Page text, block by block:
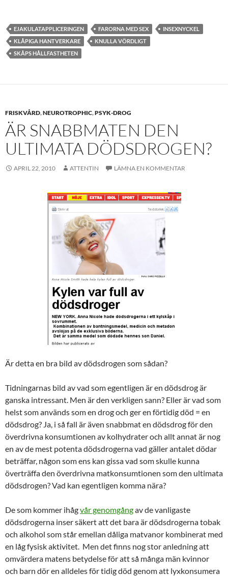
EJAKULATAPPLICERINGEN FARORNA MED SEX
INSEXNYCKEL
KLÅPIGA HANTVERKARE
KNULLA VÖRDLIGT
SKÅPS HÅLLFASTHETEN
FRISKVÅRD,NEUROTROPHIC,PSYK-DROG
ÄR SNABBMATEN DEN
ULTIMATA DÖDSDROGEN?
APRIL 22, 2010 ATTENTIN LÄMNA EN KOMMENTAR
Är detta en bra bild av dödsdrogen som sådan?
Tidningarnas bild av vad som egentligen är en dödsdrog är
ganska intressant. Men är den verkligen sann? Eller är vad som
helst som används som en drog och ger en förtidig död = en
dödsdrog? Ja, i så fall är även snabbmat en dödsdrog för den
överdrivna konsumtionen av kolhydrater och allt annat är nog
en av de mest potenta dödsdrogerna vad gäller antalet dödar
beträffar, någon som ens kan gissa vad som skulle kunna
överträffa den överdrivna matkonsumtionen som den ultimata
dödsdrogen? Vad kan egentligen komma nära?
De som kommer ihågvår genomgångav de vanligaste
dödsdrogerna inser säkert att det bara är dödsdrogerna tobak
och alkohol som står emellan dåliga matvanor kombinerat med
en låg fysisk aktivitet. Men det finns nog stor anledning att
omvärdera matens betydelse för att så många män kvinnor
och barn dör en alldeles för tidig död genom att lyxkonsumera